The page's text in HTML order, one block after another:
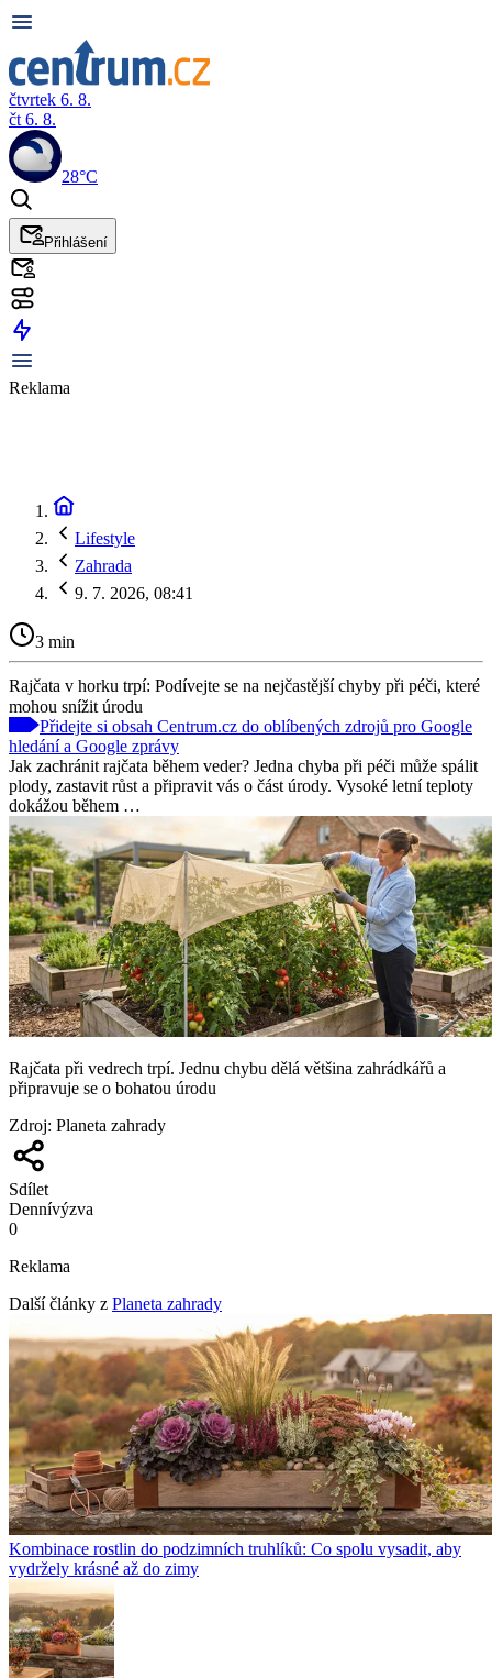
čtvrtek 6. 8.
čt 6. 8.
28°C
Přihlášení
Reklama
Lifestyle
Zahrada
9. 7. 2026, 08:41
3 min
Rajčata v horku trpí: Podívejte se na nejčastější chyby při péči, které
mohou snížit úrodu
Přidejte si obsah Centrum.cz do oblíbených zdrojů pro Google
hledání a Google zprávy
Jak zachránit rajčata během veder? Jedna chyba při péči může spálit
plody, zastavit růst a připravit vás o část úrody. Vysoké letní teploty
dokážou během …
Rajčata při vedrech trpí. Jednu chybu dělá většina zahrádkářů a
připravuje se o bohatou úrodu
Zdroj: Planeta zahrady
Sdílet
Dennívýzva
0
Reklama
Další články z Planeta zahrady
Kombinace rostlin do podzimních truhlíků: Co spolu vysadit, aby
vydržely krásné až do zimy